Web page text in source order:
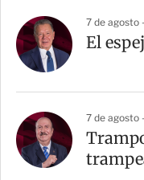
7 de agosto
El
7 de agosto